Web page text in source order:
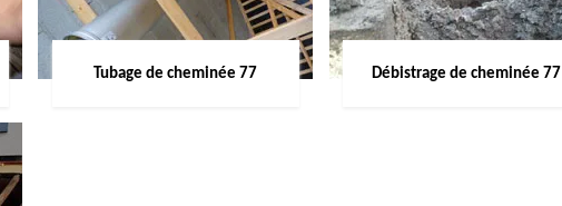
Tubage de cheminée 77 Débistrage de cheminée 77